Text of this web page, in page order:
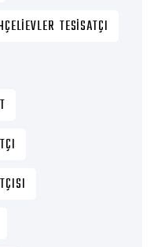
TESISATÇI